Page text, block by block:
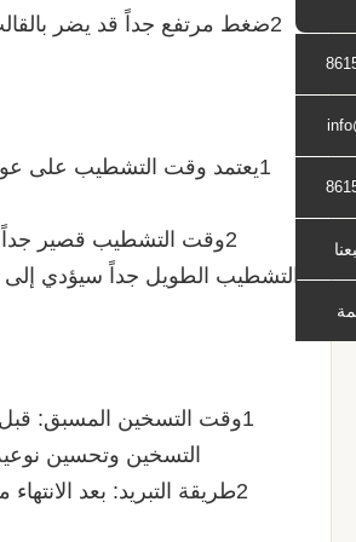
2ضغط مرتفع جداً قد يضر
1يعتمد وقت التشطيب على
2وقت التشطيب قصير جداً
التشطيب الطويل جداً سيؤدي إلى
1وقت التسخين المسبق:
التسخين وتحسين
2طريقة التبريد: بعد